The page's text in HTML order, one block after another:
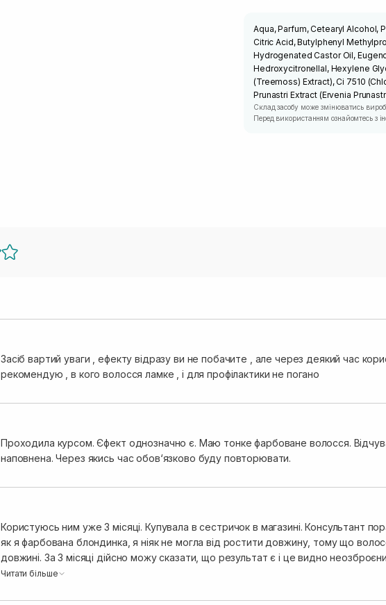
Aqua, Parfum, Cetearyl Alcohol,
Citric Acid, Butylphenyl
Hydrogenated Castor Oil,
Hedroxycitronellal, Hexylene
(Treemoss) Extract), Ci 7510
Prunastri Extract (Ervenia
Склад засобу може змінюватись
Перед використанням ознайомтесь з
Засіб вартий уваги , ефекту відразу ви не побачите , але через деякий час
рекомендую , в кого волосся ламке , і для профілактики не погано
Проходила курсом. Єфект однозначно є. Маю тонке фарбоване волосся.
наповнена. Через якись час обов‘язково буду повторювати.
Користуюсь ним уже 3 місяці. Купувала в сестричок в магазині. Консультант
як я фарбована блондинка, я ніяк не могла від ростити довжину, тому що
довжині. За 3 місяці дійсно можу сказати, що результат є і це видно
іншим незмивним засобом.
Читати більше